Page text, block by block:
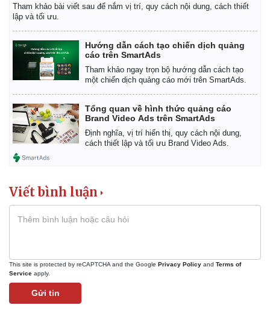
Tỷ giá
Giá cà phê
Tham khảo bài viết sau để nắm vị trí, quy cách nội dung, cách thiết
lập và tối ưu.
Hướng dẫn cách tạo chiến dịch quảng
cáo trên SmartAds
Tham khảo ngay trọn bộ hướng dẫn cách tạo
một chiến dịch quảng cáo mới trên SmartAds.
Tổng quan về hình thức quảng cáo
Brand Video Ads trên SmartAds
Định nghĩa, vị trí hiển thị, quy cách nội dung,
cách thiết lập và tối ưu Brand Video Ads.
Viết bình luận
This site is protected by reCAPTCHA and the Google Privacy Policy and Terms of
Service apply.
Gửi tin